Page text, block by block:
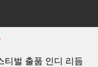
이션 ‘고스트밴드’ 8월